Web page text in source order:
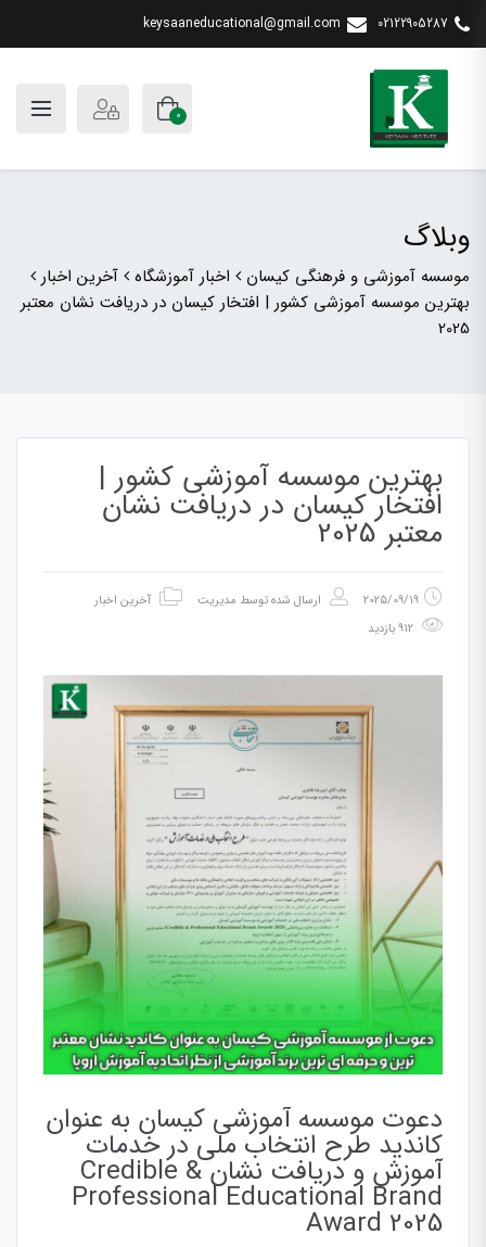
02122905287
keysaaneducational@gmail.com
0
وبلاگ
موسسه آموزشی و فرهنگی کیسان اخبار آموزشگاه
آخرین اخبار
بهترین موسسه آموزشی کشور | افتخار کیسان در دریافت نشان معتبر
2025
بهترین موسسه آموزشی کشور |
افتخار کیسان در دریافت نشان
معتبر 2025
2025/09/19 ارسال شده توسط مدیریت
آخرین اخبار
دعوت موسسه آموزشی کیسان به عنوان
کاندید طرح انتخاب ملی در خدمات
آموزش و دریافت نشان Credible &
Professional Educational Brand
Award 2025